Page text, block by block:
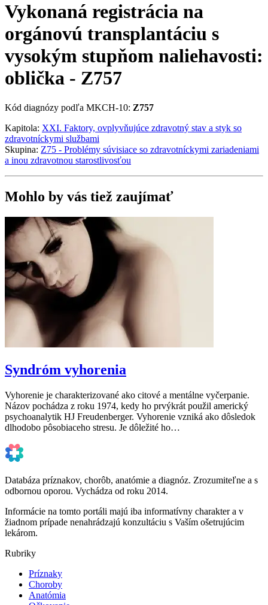
Vykonaná registrácia na
orgánovú transplantáciu s
vysokým stupňom naliehavosti:
oblička - Z757
Kód diagnózy podľa MKCH-10: Z757
Kapitola: XXI. Faktory, ovplyvňujúce zdravotný stav a styk so
zdravotníckymi službami
Skupina: Z75 - Problémy súvisiace so zdravotníckymi zariadeniami
a inou zdravotnou starostlivosťou
Mohlo by vás tiež zaujímať
Syndróm vyhorenia
Vyhorenie je charakterizované ako citové a mentálne vyčerpanie.
Názov pochádza z roku 1974, kedy ho prvýkrát použil americký
psychoanalytik HJ Freudenberger. Vyhorenie vzniká ako dôsledok
dlhodobo pôsobiaceho stresu. Je dôležité ho…
Databáza príznakov, chorôb, anatómie a diagnóz. Zrozumiteľne a s
odbornou oporou. Vychádza od roku 2014.
Informácie na tomto portáli majú iba informatívny charakter a v
žiadnom prípade nenahrádzajú konzultáciu s Vaším ošetrujúcim
lekárom.
Rubriky
Príznaky
Choroby
Anatómia